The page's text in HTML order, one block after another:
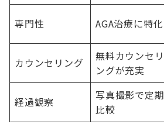
専門性 AGA治療に特化
カウンセリング
無料カウンセリ
ングが充実
経過観察
写真撮影で定期
比較